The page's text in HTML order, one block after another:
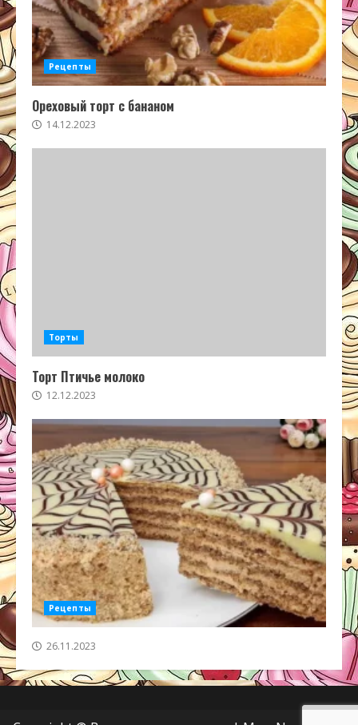
Рецепты
Ореховый торт с бананом
14.12.2023
Торты
Торт Птичье молоко
12.12.2023
Рецепты
26.11.2023